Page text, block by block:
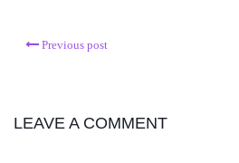
Previous post
LEAVE A COMMENT